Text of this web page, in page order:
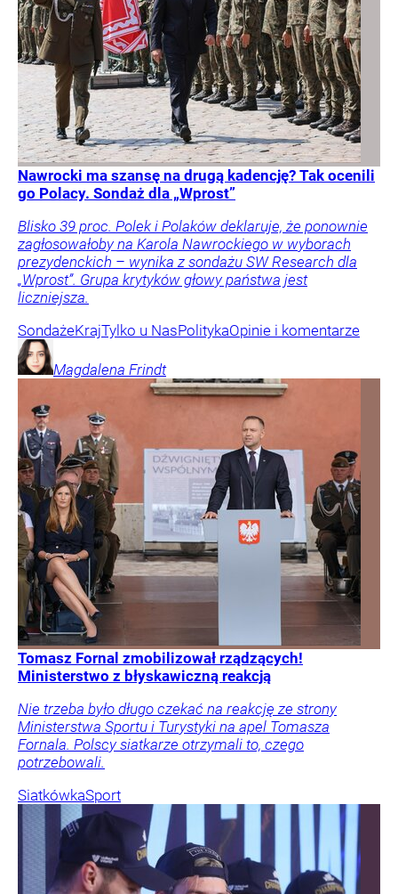
Nawrocki ma szansę na drugą kadencję? Tak ocenili
go Polacy. Sondaż dla „Wprost”
Blisko 39 proc. Polek i Polaków deklaruje, że ponownie
zagłosowałoby na Karola Nawrockiego w wyborach
prezydenckich – wynika z sondażu SW Research dla
„Wprost”. Grupa krytyków głowy państwa jest
liczniejsza.
SondażeKrajTylko u NasPolitykaOpinie i komentarze
Magdalena Frindt
Tomasz Fornal zmobilizował rządzących!
Ministerstwo z błyskawiczną reakcją
Nie trzeba było długo czekać na reakcję ze strony
Ministerstwa Sportu i Turystyki na apel Tomasza
Fornala. Polscy siatkarze otrzymali to, czego
potrzebowali.
SiatkówkaSport